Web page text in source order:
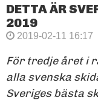
DETTA ÄR
2019
2019-02-11 16:17
För tredje året i
alla svenska
Sveriges bästa